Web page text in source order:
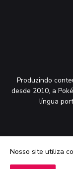
Produzindo
desde 2010, a
língua
Nosso site utiliza